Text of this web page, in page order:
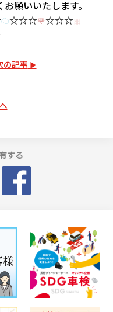
願いいたします。
☁☆☆☆🌹☆☆☆🎀
の記事
する